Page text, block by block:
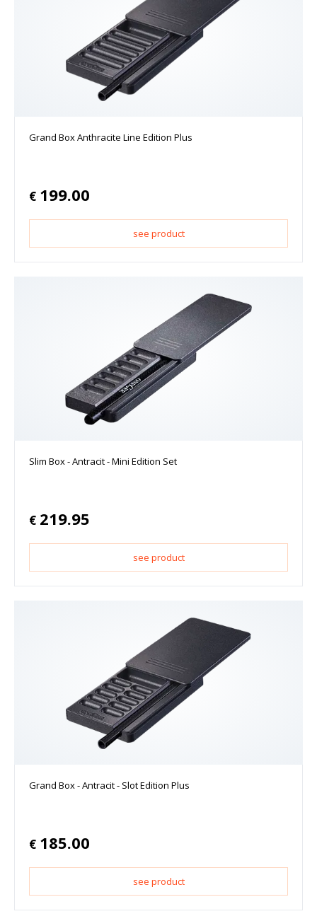
Grand Box Anthracite Line Edition Plus
€ 199.00
see product
Slim Box - Antracit - Mini Edition Set
€ 219.95
see product
Grand Box - Antracit - Slot Edition Plus
€ 185.00
see product